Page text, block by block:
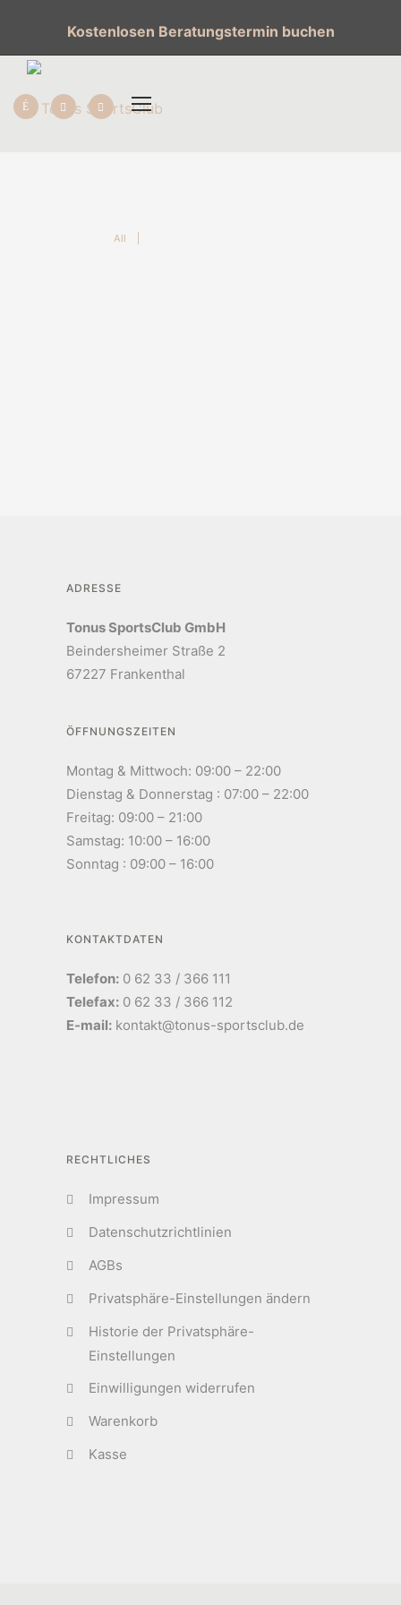
Kostenlosen Beratungstermin buchen
All
ADRESSE
Tonus SportsClub GmbH
Beindersheimer Straße 2
67227 Frankenthal
ÖFFNUNGSZEITEN
Montag & Mittwoch: 09:00 – 22:00
Dienstag & Donnerstag : 07:00 – 22:00
Freitag: 09:00 – 21:00
Samstag: 10:00 – 16:00
Sonntag : 09:00 – 16:00
KONTAKTDATEN
Telefon: 0 62 33 / 366 111
Telefax: 0 62 33 / 366 112
E-mail: kontakt@tonus-sportsclub.de
RECHTLICHES
Impressum
Datenschutzrichtlinien
AGBs
Privatsphäre-Einstellungen ändern
Historie der Privatsphäre-
Einstellungen
Einwilligungen widerrufen
Warenkorb
Kasse